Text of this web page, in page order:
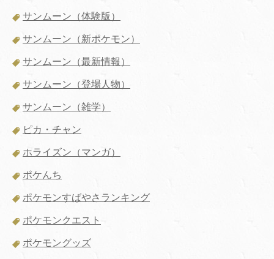
サンムーン（体験版）
サンムーン（新ポケモン）
サンムーン（最新情報）
サンムーン（登場人物）
サンムーン（雑学）
ピカ・チャン
ホライズン（マンガ）
ポケんち
ポケモンすばやさランキング
ポケモンクエスト
ポケモングッズ